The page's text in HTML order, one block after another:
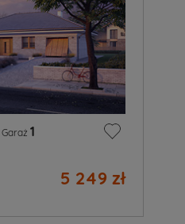
Garaż 1
5 249 zł